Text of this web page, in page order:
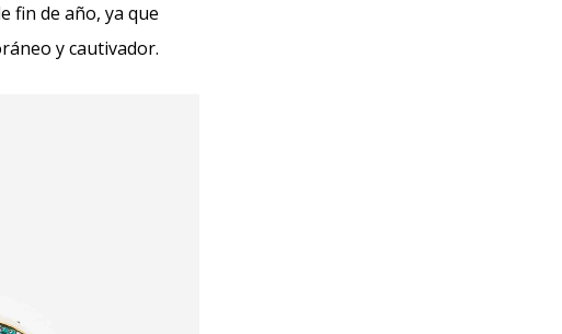
fin de año, ya que
y cautivador.